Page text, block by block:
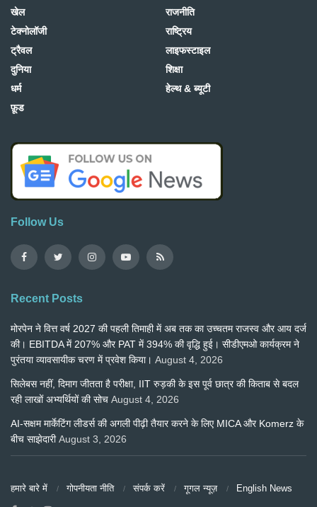
खेल
टेक्नोलॉजी
ट्रैवल
दुनिया
धर्म
फ़ूड
राजनीति
राष्ट्रिय
लाइफस्टाइल
शिक्षा
हेल्थ & ब्यूटी
Follow Us
Recent Posts
मोरपेन ने वित्त वर्ष 2027 की पहली तिमाही में अब तक का उच्चतम राजस्व और आय दर्ज
की। EBITDA में 207% और PAT में 394% की वृद्धि हुई। सीडीएमओ कार्यक्रम ने
पुरंतया व्यावसायीक चरण में प्रवेश किया। August 4, 2026
सिलेबस नहीं, दिमाग जीतता है परीक्षा, IIT रुड़की के इस पूर्व छात्र की किताब से बदल
रही लाखों अभ्यर्थियों की सोच August 4, 2026
AI-सक्षम मार्केटिंग लीडर्स की अगली पीढ़ी तैयार करने के लिए MICA और Komerz के
बीच साझेदारी August 3, 2026
हमारे बारे में गोपनीयता नीति संपर्क करें गूगल न्यूज़ English News